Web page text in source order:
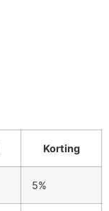
Korting
5%